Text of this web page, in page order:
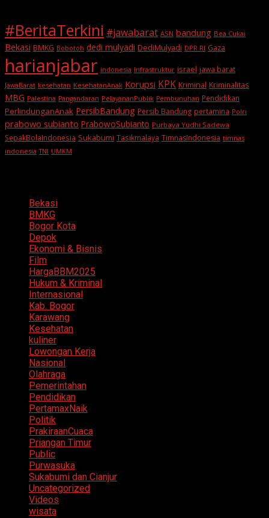
#BeritaTerkini #jawabarat ASN bandung Bea Cukai
Bekasi BMKG Bobotoh dedi mulyadi DediMulyadi DPR RI Gaza
harianjabar indonesia Infrastruktur israel jawa barat
JawaBarat kesehatan KesehatanAnak Korupsi KPK Kriminal Kriminalitas
MBG Palestina Pangandaran PelayananPublik Pembunuhan Pendidikan
PerlindunganAnak PersibBandung Persib Bandung pertamina Polri
prabowo subianto PrabowoSubianto Purbaya Yudhi Sadewa
SepakBolaIndonesia Sukabumi Tasikmalaya TimnasIndonesia timnas
indonesia TNI UMKM
Bekasi
BMKG
Bogor Kota
Depok
Ekonomi & Bisnis
Film
HargaBBM2025
Hukum & Kriminal
Internasional
Kab. Bogor
Karawang
Kesehatan
kuliner
Lowongan Kerja
Nasional
Olahraga
Pemerintahan
Pendidikan
PertamaxNaik
Politik
PrakiraanCuaca
Priangan Timur
Public
Purwasuka
Sukabumi dan Cianjur
Uncategorized
Videos
wisata